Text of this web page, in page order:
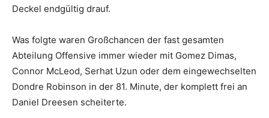
Deckel endgültig drauf.
Was folgte waren Großchancen der fast gesamten
Abteilung Offensive immer wieder mit Gomez Dimas,
Connor McLeod, Serhat Uzun oder dem eingewechselten
Dondre Robinson in der 81. Minute, der komplett frei an
Daniel Dreesen scheiterte.